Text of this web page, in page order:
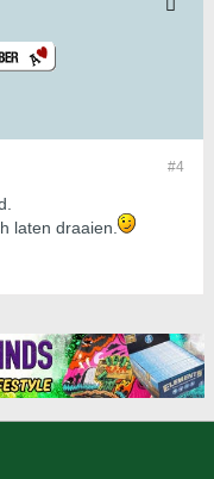
#4
laten draaien.